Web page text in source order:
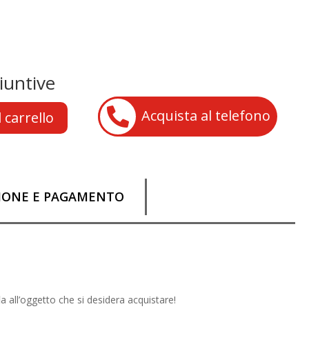
carrello  Acquista al telefono
E PAGAMENTO
che si desidera acquistare!